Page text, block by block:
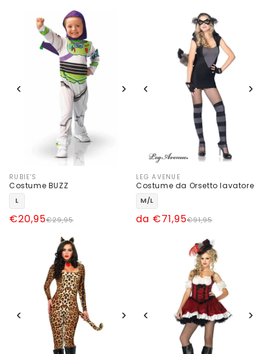
listino
‹ ›
Produttore:
RUBIE'S
Costume BUZZ
L
Prezzo€29,95
Prezzo
€20,95
‹ ›
Produttore:
LEG AVENUE
Costume da Orsetto lavatore
M/L
Prezzo
€91,95
Prezzo
da €71,95
‹ › ‹ ›